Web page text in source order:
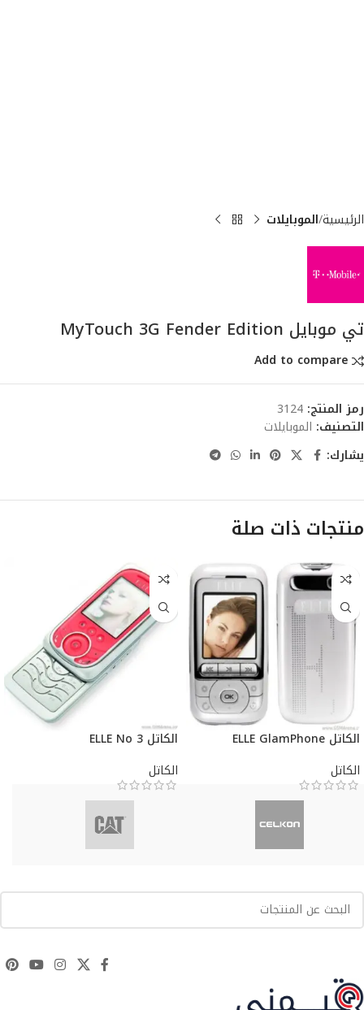
الرئيسية الموبايلات
تي موبايل MyTouch 3G Fender Edition
Add to compare
رمز المنتج: 3124
التصنيف: الموبايلات
يشارك:
منتجات ذات صلة
الكاتل ELLE GlamPhone
الكاتل
الكاتل ELLE No 3
الكاتل